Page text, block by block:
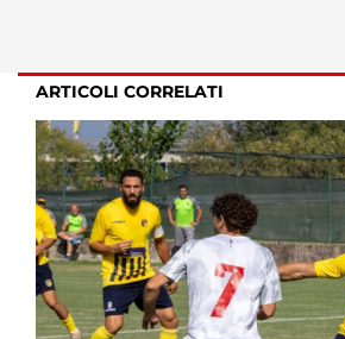
ARTICOLI CORRELATI